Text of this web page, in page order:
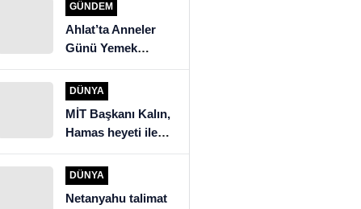
GÜNDEM
Ahlat’ta Anneler
Günü Yemek
Yarışması
DÜNYA
MİT Başkanı Kalın,
Hamas heyeti ile
görüştü
DÜNYA
Netanyahu talimat